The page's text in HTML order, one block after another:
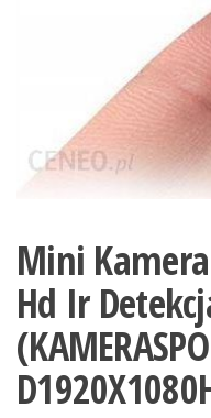
Mini
Hd Ir